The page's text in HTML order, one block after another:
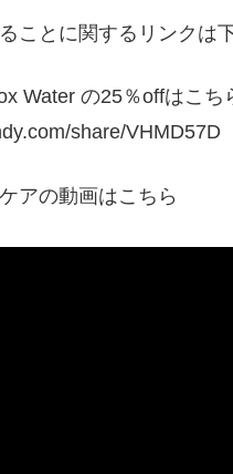
ことに関するリンクは
Water の25％offはこち
share/VHMD57D
アの動画はこちら